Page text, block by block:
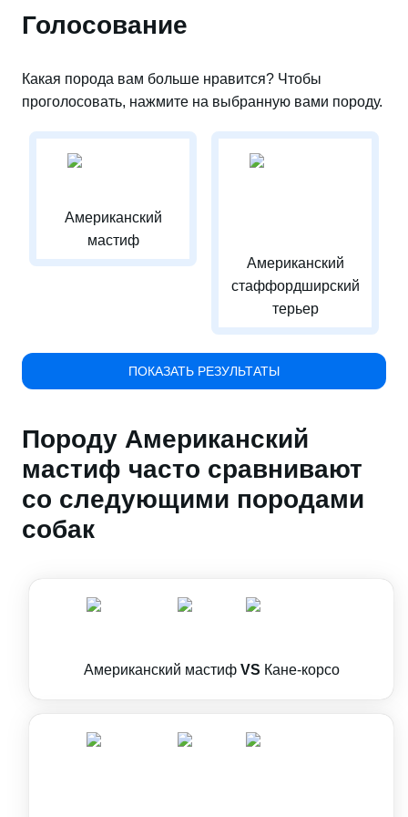
Голосование
Какая порода вам больше нравится? Чтобы
проголосовать, нажмите на выбранную вами породу.
Американский
мастиф
Американский
стаффордширский
терьер
ПОКАЗАТЬ РЕЗУЛЬТАТЫ
Породу Американский
мастиф часто сравнивают
со следующими породами
собак
Американский мастиф VS Кане-корсо